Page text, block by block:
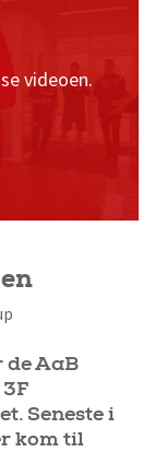
videoen.
AaB
Seneste i
kom til